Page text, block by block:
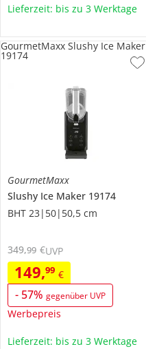
Lieferzeit: bis zu 3 Werktage
GourmetMaxx
Slushy Ice Maker 19174
BHT 23|50|50,5 cm
149,99 €
- 57% gegenüber UVP
Werbepreis
349,99 €UVP
GourmetMaxx Slushy Ice Maker
19174
Lieferzeit: bis zu 3 Werktage